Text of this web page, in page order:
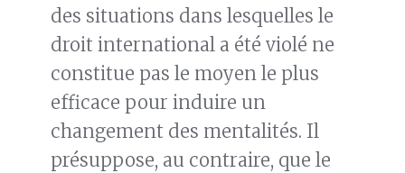
des situations dans lesquelles le
droit international a été violé ne
constitue pas le moyen le plus
efficace pour induire un
changement des mentalités. Il
présuppose, au contraire, que le